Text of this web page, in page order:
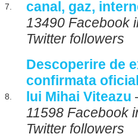
7.
canal, gaz,
13490 Facebook
Twitter followers
8.
Descoperire de
confirmata
lui Mihai Viteazu
11598 Facebook
Twitter followers